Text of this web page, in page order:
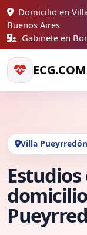
Domicilio en
Buenos Aires
Gabinete en
Villa